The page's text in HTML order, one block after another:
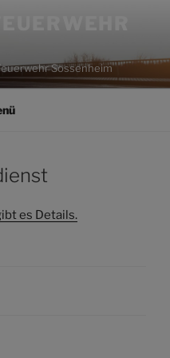
Sossenheim
es Details.